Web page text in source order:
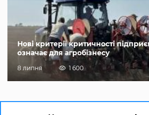
Нові критерії критичності
означає для агробізнесу
8 липня 1 600